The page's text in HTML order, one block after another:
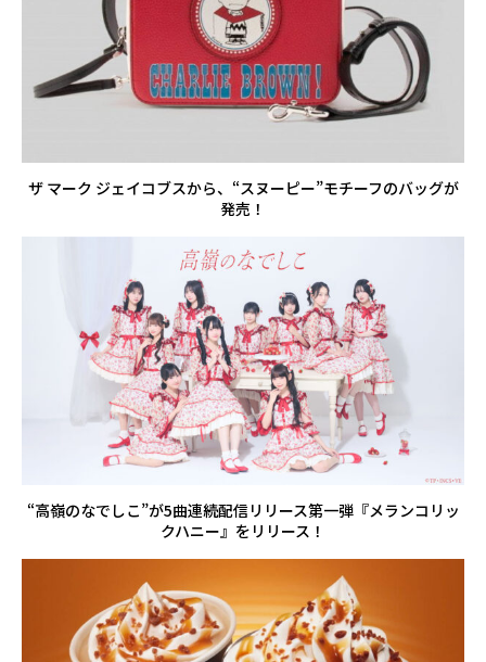
ザ マーク ジェイコブスから、“スヌーピー”モチーフのバッグが
発売！
“高嶺のなでしこ”が5曲連続配信リリース第一弾『メランコリッ
クハニー』をリリース！